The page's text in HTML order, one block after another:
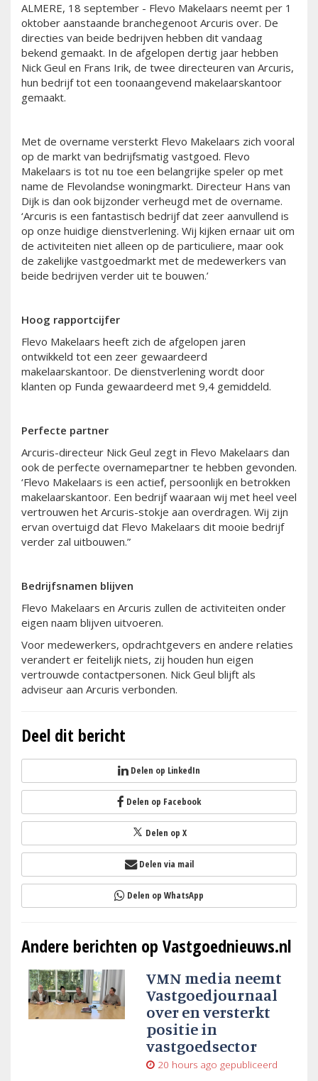
ALMERE, 18 september - Flevo Makelaars neemt per 1
oktober aanstaande branchegenoot Arcuris over. De
directies van beide bedrijven hebben dit vandaag
bekend gemaakt. In de afgelopen dertig jaar hebben
Nick Geul en Frans Irik, de twee directeuren van Arcuris,
hun bedrijf tot een toonaangevend makelaarskantoor
gemaakt.
Met de overname versterkt Flevo Makelaars zich vooral
op de markt van bedrijfsmatig vastgoed. Flevo
Makelaars is tot nu toe een belangrijke speler op met
name de Flevolandse woningmarkt. Directeur Hans van
Dijk is dan ook bijzonder verheugd met de overname.
‘Arcuris is een fantastisch bedrijf dat zeer aanvullend is
op onze huidige dienstverlening. Wij kijken ernaar uit om
de activiteiten niet alleen op de particuliere, maar ook
de zakelijke vastgoedmarkt met de medewerkers van
beide bedrijven verder uit te bouwen.’
Hoog rapportcijfer
Flevo Makelaars heeft zich de afgelopen jaren
ontwikkeld tot een zeer gewaardeerd
makelaarskantoor. De dienstverlening wordt door
klanten op Funda gewaardeerd met 9,4 gemiddeld.
Perfecte partner
Arcuris-directeur Nick Geul zegt in Flevo Makelaars dan
ook de perfecte overnamepartner te hebben gevonden.
‘Flevo Makelaars is een actief, persoonlijk en betrokken
makelaarskantoor. Een bedrijf waaraan wij met heel veel
vertrouwen het Arcuris-stokje aan overdragen. Wij zijn
ervan overtuigd dat Flevo Makelaars dit mooie bedrijf
verder zal uitbouwen.”
Bedrijfsnamen blijven
Flevo Makelaars en Arcuris zullen de activiteiten onder
eigen naam blijven uitvoeren.
Voor medewerkers, opdrachtgevers en andere relaties
verandert er feitelijk niets, zij houden hun eigen
vertrouwde contactpersonen. Nick Geul blijft als
adviseur aan Arcuris verbonden.
Deel dit bericht
Delen op LinkedIn
Delen op Facebook
Delen op X
Delen via mail
Delen op WhatsApp
Andere berichten op Vastgoednieuws.nl
VMN media neemt
Vastgoedjournaal
over en versterkt
positie in
vastgoedsector
20 hours ago gepubliceerd